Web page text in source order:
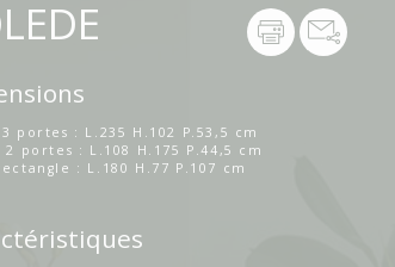
portes : L.235 H.102 P.53,5 cm
portes : L.108 H.175 P.44,5 cm
: L.180 H.77 P.107 cm